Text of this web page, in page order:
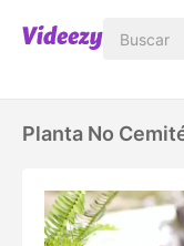
Planta No